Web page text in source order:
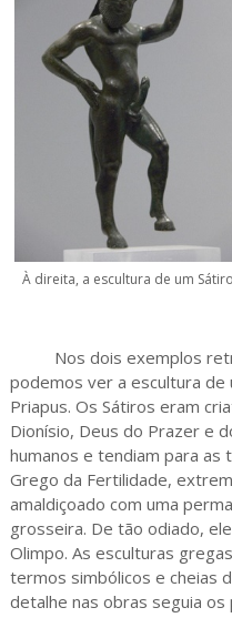
À direita, a escultura de um
Nos dois exemplos
podemos ver a escultura de
Priapus. Os Sátiros eram
Dionísio, Deus do Prazer e
humanos e tendiam para as
Grego da Fertilidade,
amaldiçoado com uma
grosseira. De tão odiado,
Olimpo. As esculturas
termos simbólicos e cheias
detalhe nas obras seguia